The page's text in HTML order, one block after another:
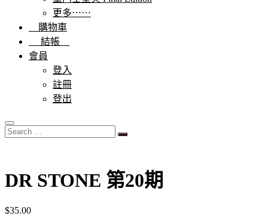
更多⋯⋯
購物車
結帳
會員
登入
註冊
登出
Search
…
DR STONE 第20期
$35.00